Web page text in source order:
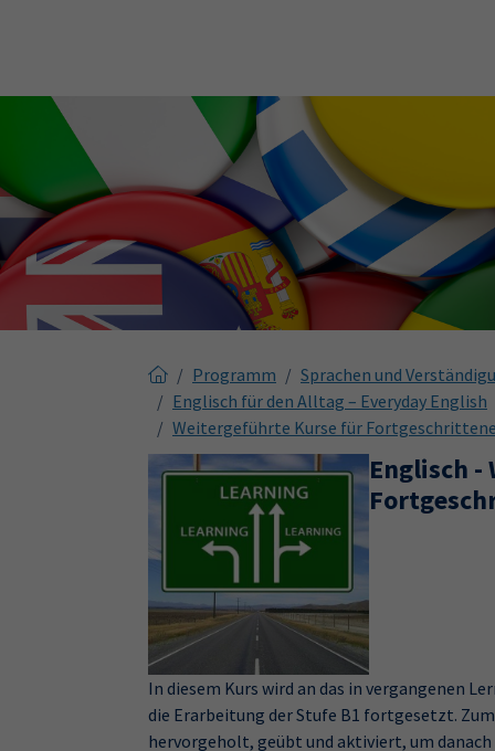
Programm Sprachen und
Englisch für den Alltag – Everyday English
Weitergeführte Kurse für
Englisch
In diesem Kurs wird an das in vergangenen
die Erarbeitung der Stufe B1 fortgesetzt.
hervorgeholt, geübt und aktiviert, um